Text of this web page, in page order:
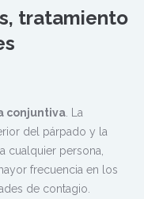
tratamiento
conjuntiva . La
del párpado y la
cualquier persona,
frecuencia en los
de contagio.